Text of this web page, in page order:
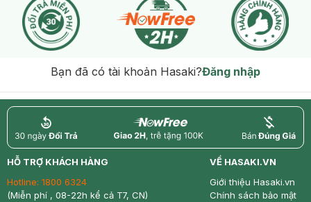
Bạn đã có tài khoản Hasaki?Đăng nhập
return nowfree price
HỖ TRỢ KHÁCH HÀNG
Hotline: 1800 6324
(Miễn phí , 08-22h kể cả T7, CN)
VỀ HASAKI.VN
Giới thiệu Hasaki.vn
Chính sách bảo mật